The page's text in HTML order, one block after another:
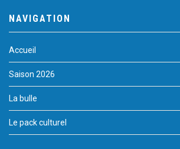
NAVIGATION
Accueil
Saison 2026
La bulle
Le pack culturel